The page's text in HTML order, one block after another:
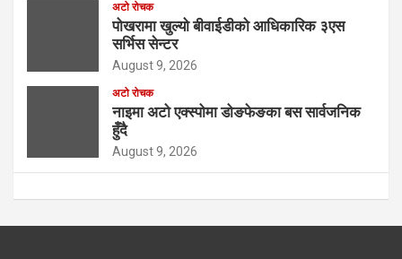
अटो रोचक
पोखरामा खुल्यो बीवाईडीको आधिकारिक ३एस
सर्भिस सेन्टर
August 9, 2026
अटो रोचक
नाइमा अटो एक्स्पोमा डोङफेङका बस सार्वजनिक
हुँदै
August 9, 2026